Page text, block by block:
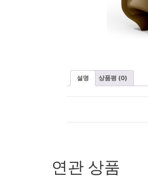
설명 상품평 (0)
연관 상품